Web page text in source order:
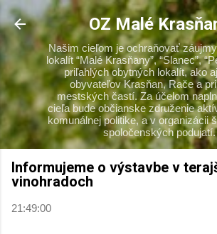
Preskočiť na hlavný obsah
OZ Malé
Našim cieľom je ochraňovať
lokalít “Malé Krasňany”, “Slanec”,
priľahlých obytných lokalít, ako
obyvateľov Krasňan, Rače a
mestských častí. Za účelom
cieľa bude občianske združenie
komunálnej politike, a v organizácii
spoločenských podujatí.
Informujeme o výstavbe v
vinohradoch
21:49:00